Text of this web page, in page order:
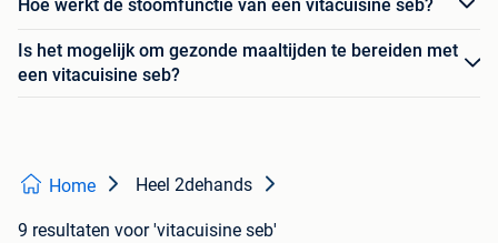
Hoe werkt de stoomfunctie van een vitacuisine seb?
Is het mogelijk om gezonde maaltijden te bereiden met
een vitacuisine seb?
Home Heel 2dehands
9 resultaten voor 'vitacuisine seb'